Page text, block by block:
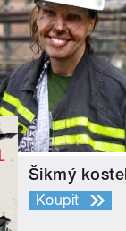
Šikmý
Koupit